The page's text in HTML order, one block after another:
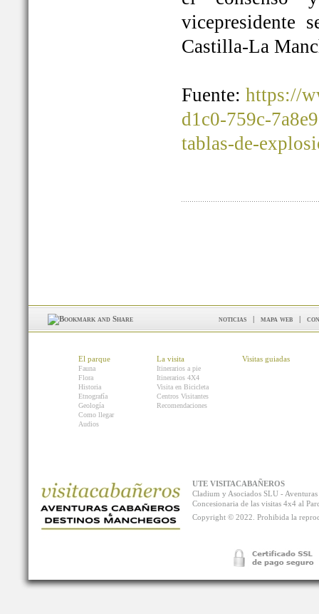
vicepresidente
Castilla-La
Fuente: https://
d1c0-759c-
tablas-de-
noticias | mapa web |
El parque
Fauna
Flora
Historia
Etnografía
Geología
Como llegar
Audios
La visita
Itinerarios a pie
Itinerarios 4X4
Visita en Bicicleta
Centros Visitantes
Recomendaciones
Visitas guiadas
UTE VISITACABAÑEROS
Cladium y Asociados SLU -
Concesionaria de las visitas 4x4 al
Copyright © 2022. Prohibida la